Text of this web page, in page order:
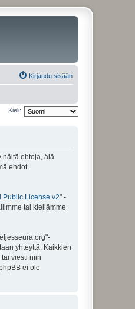
Kirjaudu sisään
Kieli:
näitä ehtoja, älä
ehdot
Public License v2" -
tai kiellämme
yhteyttä. Kaikkien
viesti niin
ei ole